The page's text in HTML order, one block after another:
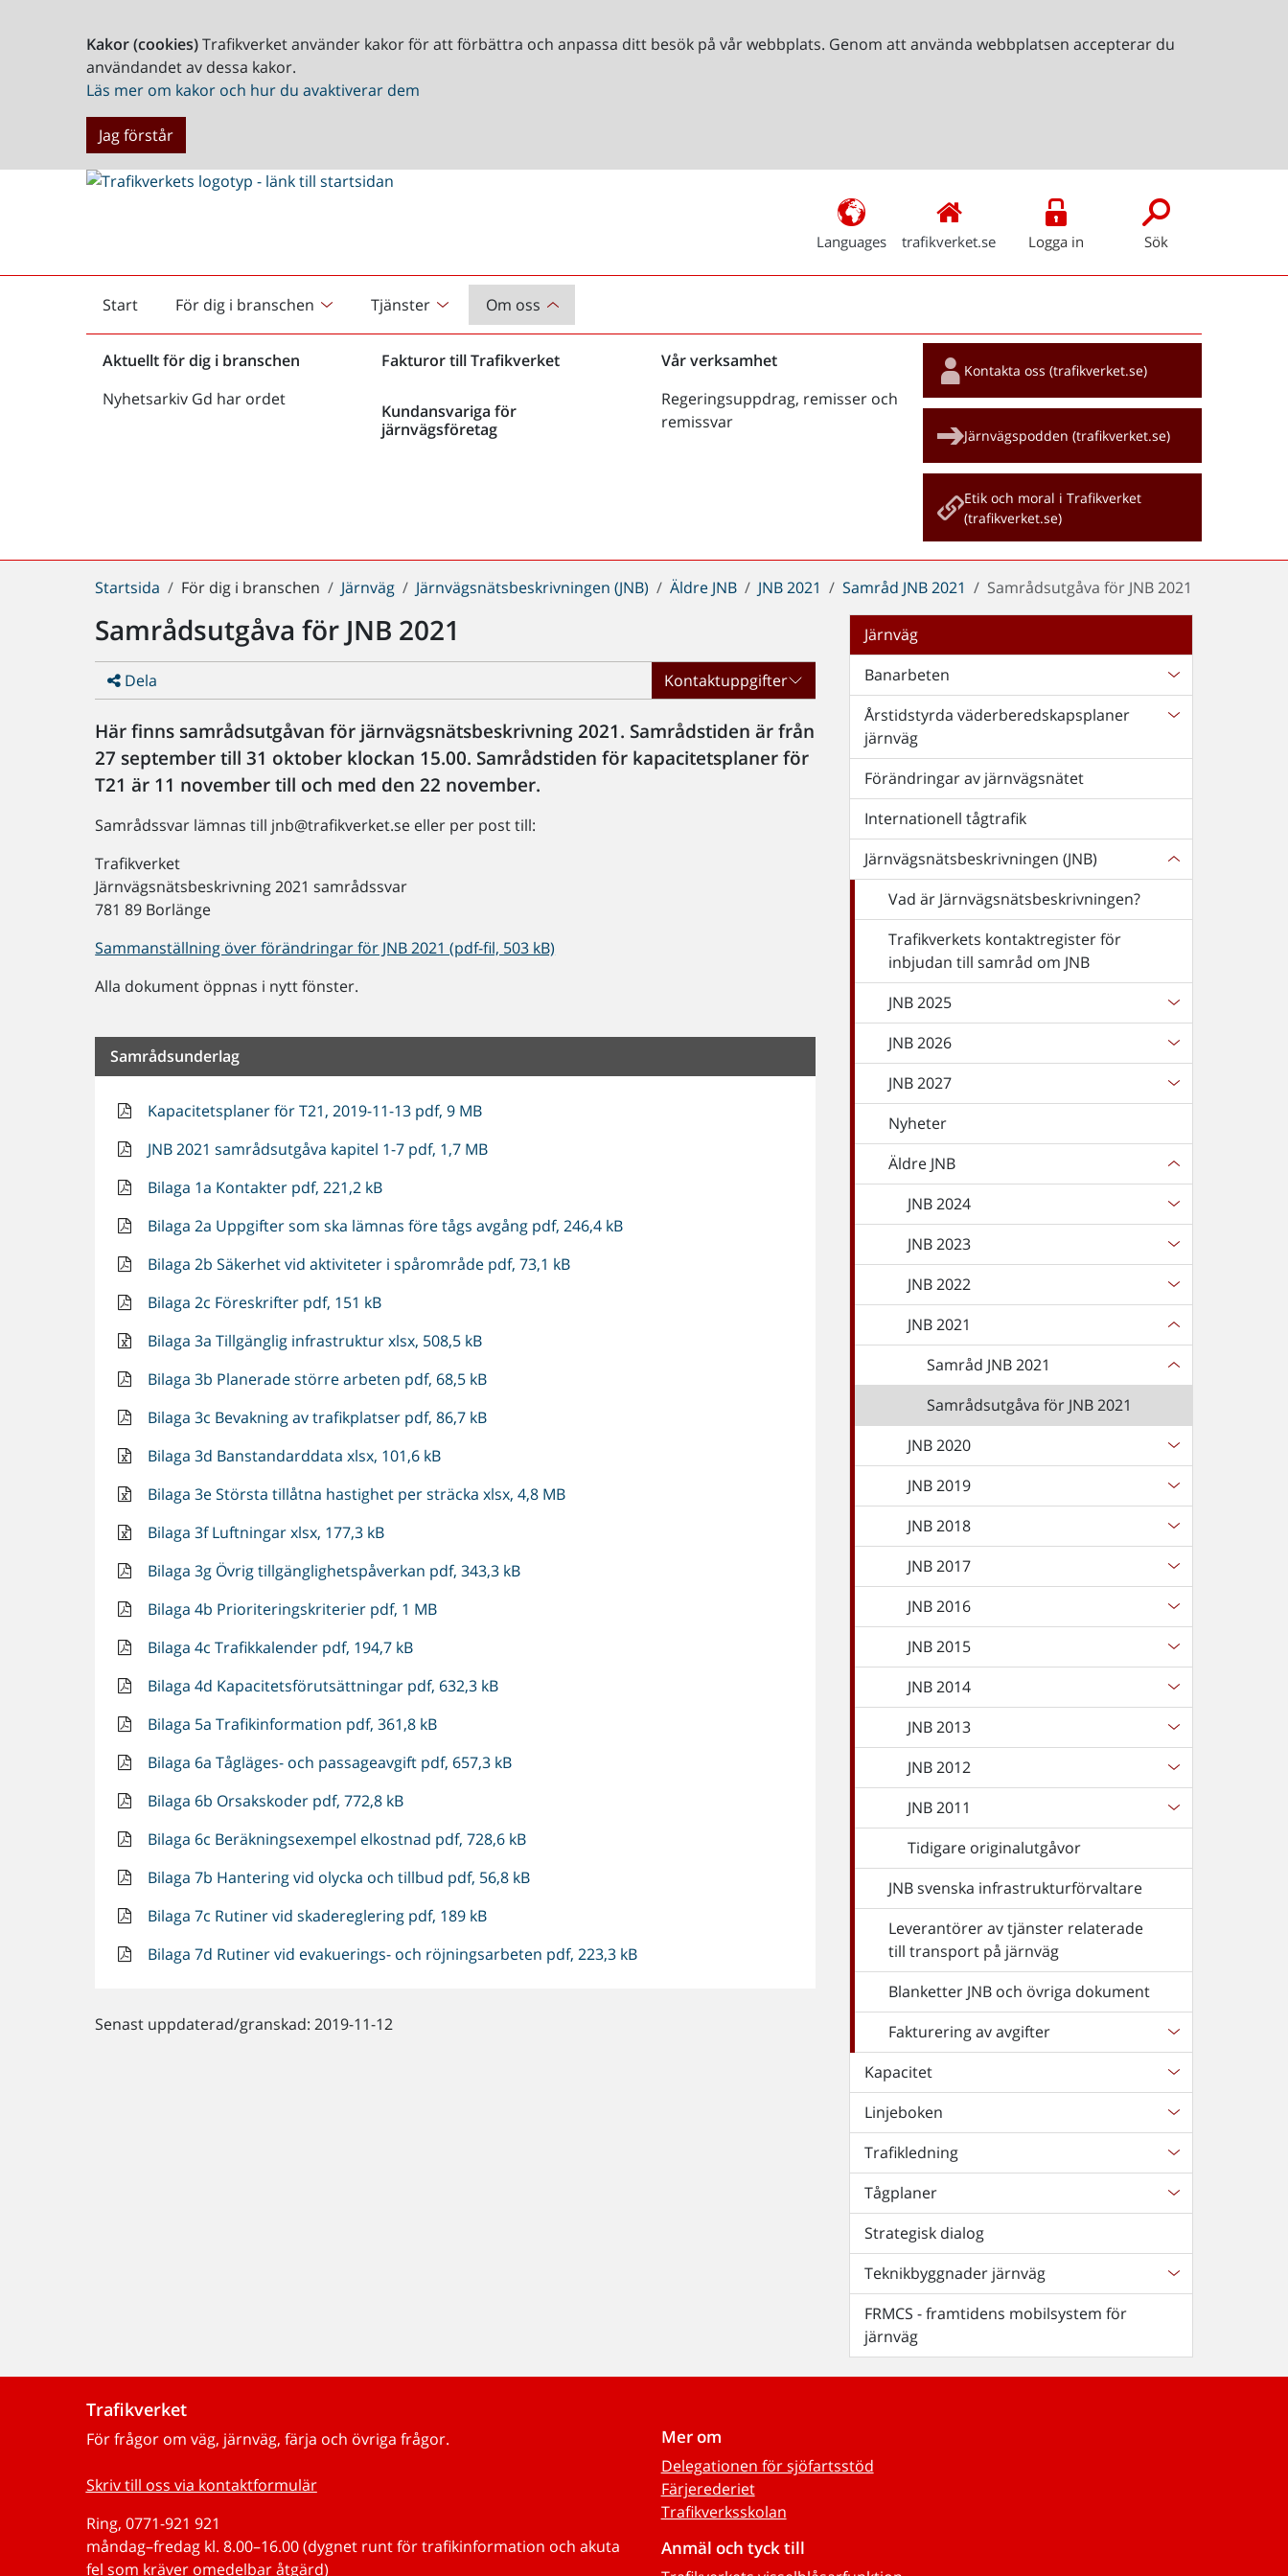
Kakor (cookies)Trafikverket använder kakor för att förbättra och anpassa ditt besök på vår webbplats. Genom att använda webbplatsen accepterar du
användandet av dessa kakor.
Läs mer om kakor och hur du avaktiverar dem
Jag förstår
Languages trafikverket.se Logga in Sök
Start
Startsida För dig i branschen Tjänster Om oss
Aktuellt för dig i branschen
Nyhetsarkiv Gd har ordet
Fakturor till Trafikverket
Kundansvariga för
järnvägsföretag
Vår verksamhet
Regeringsuppdrag, remisser och
remissvar
Snabblänkar
Kontakta oss (trafikverket.se)
Järnvägspodden (trafikverket.se)
Etik och moral i Trafikverket
(trafikverket.se)
Du
här:
Startsida För dig i branschen Järnväg Järnvägsnätsbeskrivningen (JNB) Äldre JNB JNB 2021 Samråd JNB 2021 Samrådsutgåva för JNB 2021
Samrådsutgåva för JNB 2021
Dela Kontaktuppgifter
Här finns samrådsutgåvan för järnvägsnätsbeskrivning 2021. Samrådstiden är från
27 september till 31 oktober klockan 15.00. Samrådstiden för kapacitetsplaner för
T21 är 11 november till och med den 22 november.
Samrådssvar lämnas till jnb@trafikverket.se eller per post till:
Trafikverket
Järnvägsnätsbeskrivning 2021 samrådssvar
781 89 Borlänge
Sammanställning över förändringar för JNB 2021 (pdf-fil, 503 kB)
Alla dokument öppnas i nytt fönster.
Samrådsunderlag
Kapacitetsplaner för T21, 2019-11-13 pdf, 9 MB
JNB 2021 samrådsutgåva kapitel 1-7 pdf, 1,7 MB
Bilaga 1a Kontakter pdf, 221,2 kB
Bilaga 2a Uppgifter som ska lämnas före tågs avgång pdf, 246,4 kB
Bilaga 2b Säkerhet vid aktiviteter i spårområde pdf, 73,1 kB
Bilaga 2c Föreskrifter pdf, 151 kB
Bilaga 3a Tillgänglig infrastruktur xlsx, 508,5 kB
Bilaga 3b Planerade större arbeten pdf, 68,5 kB
Bilaga 3c Bevakning av trafikplatser pdf, 86,7 kB
Bilaga 3d Banstandarddata xlsx, 101,6 kB
Bilaga 3e Största tillåtna hastighet per sträcka xlsx, 4,8 MB
Bilaga 3f Luftningar xlsx, 177,3 kB
Bilaga 3g Övrig tillgänglighetspåverkan pdf, 343,3 kB
Bilaga 4b Prioriteringskriterier pdf, 1 MB
Bilaga 4c Trafikkalender pdf, 194,7 kB
Bilaga 4d Kapacitetsförutsättningar pdf, 632,3 kB
Bilaga 5a Trafikinformation pdf, 361,8 kB
Bilaga 6a Tågläges- och passageavgift pdf, 657,3 kB
Bilaga 6b Orsakskoder pdf, 772,8 kB
Bilaga 6c Beräkningsexempel elkostnad pdf, 728,6 kB
Bilaga 7b Hantering vid olycka och tillbud pdf, 56,8 kB
Bilaga 7c Rutiner vid skadereglering pdf, 189 kB
Bilaga 7d Rutiner vid evakuerings- och röjningsarbeten pdf, 223,3 kB
Senast uppdaterad/granskad: 2019-11-12
Järnväg
Banarbeten
Årstidstyrda väderberedskapsplaner
järnväg
Förändringar av järnvägsnätet
Internationell tågtrafik
Järnvägsnätsbeskrivningen (JNB)
Vad är Järnvägsnätsbeskrivningen?
Trafikverkets kontaktregister för
inbjudan till samråd om JNB
JNB 2025
JNB 2026
JNB 2027
Nyheter
Äldre JNB
JNB 2024
JNB 2023
JNB 2022
JNB 2021
Samråd JNB 2021
Samrådsutgåva för JNB 2021
JNB 2020
JNB 2019
JNB 2018
JNB 2017
JNB 2016
JNB 2015
JNB 2014
JNB 2013
JNB 2012
JNB 2011
Tidigare originalutgåvor
JNB svenska infrastrukturförvaltare
Leverantörer av tjänster relaterade
till transport på järnväg
Blanketter JNB och övriga dokument
Fakturering av avgifter
Kapacitet
Linjeboken
Trafikledning
Tågplaner
Strategisk dialog
Teknikbyggnader järnväg
FRMCS - framtidens mobilsystem för
järnväg
Trafikverket
För frågor om väg, järnväg, färja och övriga frågor.
Skriv till oss via kontaktformulär
Ring, 0771-921 921
måndag–fredag kl. 8.00–16.00 (dygnet runt för trafikinformation och akuta
fel som kräver omedelbar åtgärd)
Mer om
Delegationen för sjöfartsstöd
Färjerederiet
Trafikverksskolan
Anmäl och tyck till